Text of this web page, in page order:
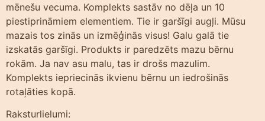
mēnešu vecuma. Komplekts sastāv no dēļa un 10
piestiprināmiem elementiem. Tie ir garšīgi augļi. Mūsu
mazais tos zinās un izmēģinās visus! Galu galā tie
izskatās garšīgi. Produkts ir paredzēts mazu bērnu
rokām. Ja nav asu malu, tas ir drošs mazulim.
Komplekts iepriecinās ikvienu bērnu un iedrošinās
rotaļāties kopā.
Raksturlielumi: